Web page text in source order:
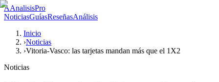
AAnalisisPro
NoticiasGuíasReseñasAnálisis
Inicio
›Noticias
›Vitoria-Vasco: las tarjetas mandan más que el 1X2
Noticias